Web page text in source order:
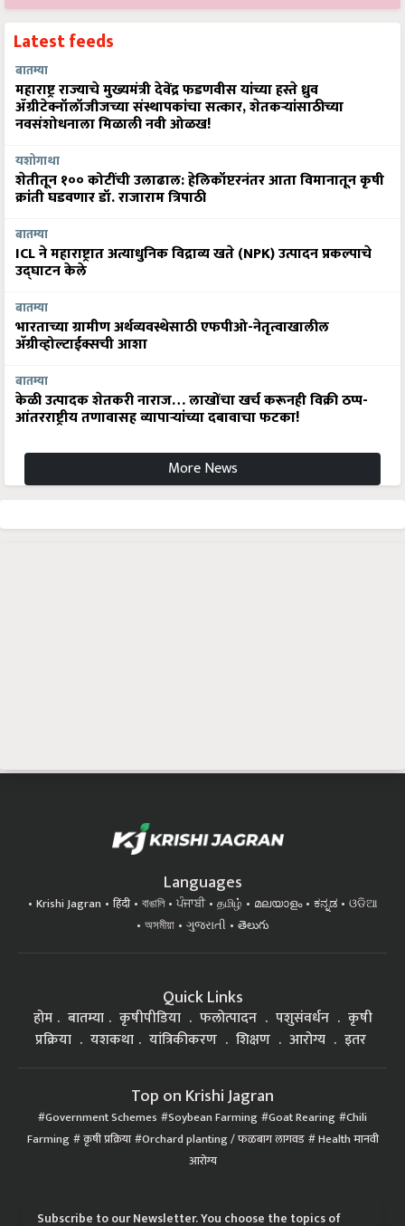
Latest feeds
बातम्या
महाराष्ट्र राज्याचे मुख्यमंत्री देवेंद्र फडणवीस यांच्या हस्ते ध्रुव
ॲग्रीटेक्नॉलॉजीजच्या संस्थापकांचा सत्कार, शेतकऱ्यांसाठीच्या
नवसंशोधनाला मिळाली नवी ओळख!
यशोगाथा
शेतीतून १०० कोटींची उलाढाल: हेलिकॉप्टरनंतर आता विमानातून कृषी
क्रांती घडवणार डॉ. राजाराम त्रिपाठी
बातम्या
ICL ने महाराष्ट्रात अत्याधुनिक विद्राव्य खते (NPK) उत्पादन प्रकल्पाचे
उद्घाटन केले
बातम्या
भारताच्या ग्रामीण अर्थव्यवस्थेसाठी एफपीओ-नेतृत्वाखालील
अ‍ॅग्रीव्होल्टाईक्सची आशा
बातम्या
केळी उत्पादक शेतकरी नाराज… लाखोंचा खर्च करूनही विक्री ठप्प-
आंतरराष्ट्रीय तणावासह व्यापाऱ्यांच्या दबावाचा फटका!
More News
Languages
Krishi Jagran हिंदी বাঙালি ਪੰਜਾਬੀ தமிழ் മലയാളം ಕನ್ನಡ
ଓଡିଆ
অসমীয়া
ગુજરાતી తెలుగు
Quick Links
होम बातम्या कृषीपीडिया फलोत्पादन पशुसंवर्धन
कृषी
प्रक्रिया
यशकथा यांत्रिकीकरण शिक्षण आरोग्य इतर
Top on Krishi Jagran
Government Schemes Soybean Farming Goat Rearing Chili
Farming कृषी प्रक्रिया Orchard planting / फळबाग लागवड Health मानवी
आरोग्य
Subscribe to our Newsletter. You choose the topics of